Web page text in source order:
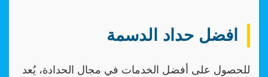
افضل حداد الدسمة
للحصول على أفضل الخدمات في مجال الحدادة، يُعد